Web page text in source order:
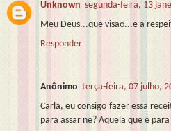
Unknown segunda-feira, 13
Meu Deus...que visão...e a
Responder
Anônimo terça-feira, 07 julho,
Carla, eu consigo fazer essa
para assar ne? Aquela que é